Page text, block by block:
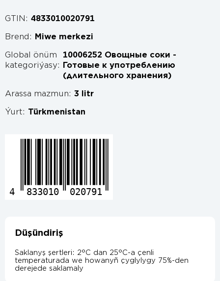
GTIN: 4833010020791
Brend: Miwe merkezi
Global önüm
kategoriýasy:
10006252 Овощные соки -
Готовые к употреблению
(длительного хранения)
Arassa mazmun: 3 litr
Ýurt: Türkmenistan
4 833010 020791
Düşündiriş
Saklanyş şertleri: 2°C dan 25°C-a çenli
temperaturada we howanyñ çyglylygy 75%-den
derejede saklamaly